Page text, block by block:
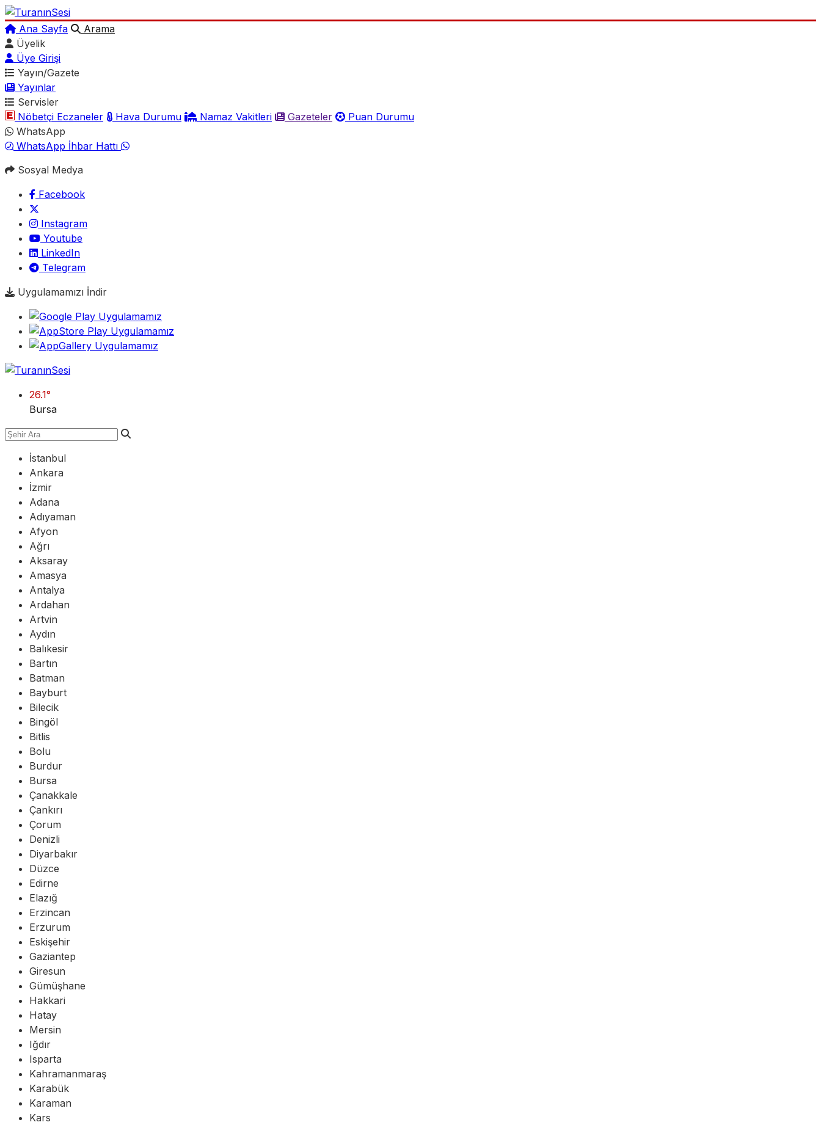
Ana Sayfa
Arama
Üyelik
Üye Girişi
Yayın/Gazete
Yayınlar
Servisler
Nöbetçi Eczaneler
Hava Durumu Namaz Vakitleri Gazeteler
Puan Durumu
WhatsApp
WhatsApp İhbar Hattı
Sosyal Medya
Facebook
Instagram
Youtube
LinkedIn
Telegram
Uygulamamızı İndir
26.1°
Bursa
İstanbul
Ankara
İzmir
Adana
Adıyaman
Afyon
Ağrı
Aksaray
Amasya
Antalya
Ardahan
Artvin
Aydın
Balıkesir
Bartın
Batman
Bayburt
Bilecik
Bingöl
Bitlis
Bolu
Burdur
Bursa
Çanakkale
Çankırı
Çorum
Denizli
Diyarbakır
Düzce
Edirne
Elazığ
Erzincan
Erzurum
Eskişehir
Gaziantep
Giresun
Gümüşhane
Hakkari
Hatay
Mersin
Iğdır
Isparta
Kahramanmaraş
Karabük
Karaman
Kars